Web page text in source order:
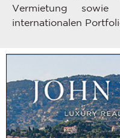
Vermietung sowie
internationalen